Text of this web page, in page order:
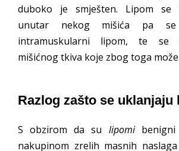
duboko je smješten. Lipom se
unutar nekog mišića pa
intramuskularni lipom, te se
mišićnog tkiva koje zbog toga
Razlog zašto se uklanjaju
S obzirom da su lipomibenigni
nakupinom zrelih masnih